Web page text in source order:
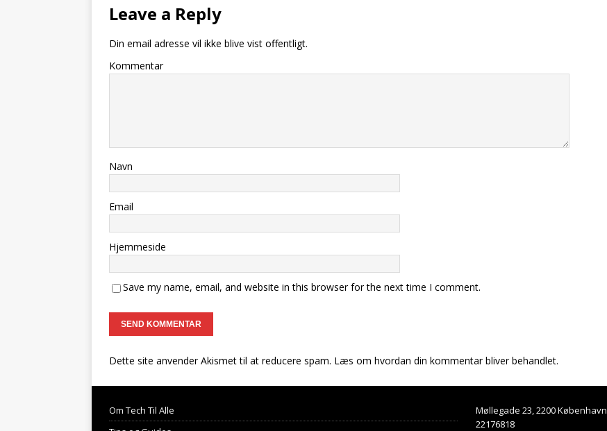
Leave a Reply
Din email adresse vil ikke blive vist offentligt.
Kommentar
Navn
Email
Hjemmeside
Save my name, email, and website in this browser for the next time I comment.
Dette site anvender Akismet til at reducere spam. Læs om hvordan din kommentar bliver behandlet.
Om Tech Til Alle
Møllegade 23, 2200 København
22176818